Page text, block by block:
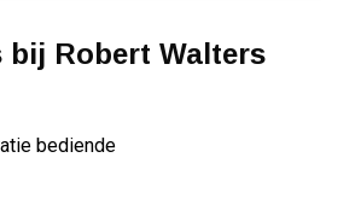
bij Robert Walters
bediende